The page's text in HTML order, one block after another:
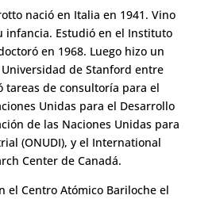
nació en Italia en 1941. Vino
infancia. Estudió en el Instituto
en 1968. Luego hizo un
de Stanford entre
tareas de consultoría para el
Unidas para el Desarrollo
de las Naciones Unidas para
(ONUDI), y el International
Center de Canadá.
el Centro Atómico Bariloche el